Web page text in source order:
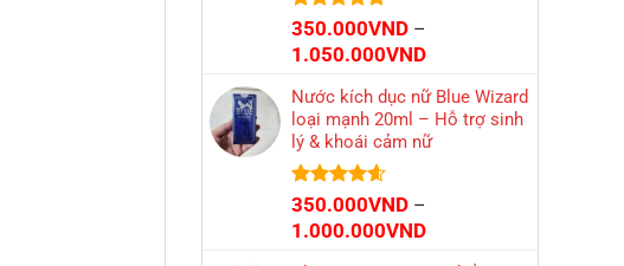
Được xếp
hạng4.86
5 sao
350.000VND –
1.050.000VNDKhoảng
từ
350.000VND
đến
Nước kích dục nữ Blue Wizard
loại mạnh 20ml – Hỗ trợ sinh
lý & khoái cảm nữ
Được xếp
hạng4.56
5 sao
350.000VND –
1.000.000VNDKhoảng